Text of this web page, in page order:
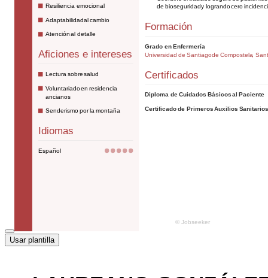
Usar plantilla